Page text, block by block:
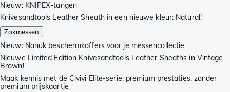
Nieuw: KNIPEX-tangen
Knivesandtools Leather Sheath in een nieuwe kleur: Natural!
Zakmessen
Nieuw: Nanuk beschermkoffers voor je messencollectie
Nieuwe Limited Edition Knivesandtools Leather Sheaths in Vintage
Brown!
Maak kennis met de Civivi Elite-serie: premium prestaties, zonder
premium prijskaartje